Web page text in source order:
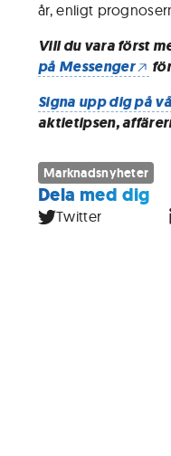
år, enligt
Vill du vara först
på Messenger
Signa upp dig på
aktietipsen,
Marknadsnyheter
Dela med dig
Twitter